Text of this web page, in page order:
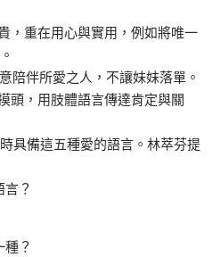
重在用心與實用，例如將唯一
伴所愛之人，不讓妹妹落單。
，用肢體語言傳達肯定與關
具備這五種愛的語言。林萃芬提
？
？